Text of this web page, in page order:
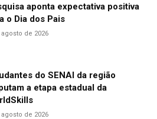
aponta expectativa positiva
o Dia dos Pais
agosto de 2026
do SENAI da região
a etapa estadual da
agosto de 2026